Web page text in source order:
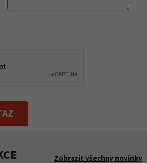
Zobrazit všechny novinky